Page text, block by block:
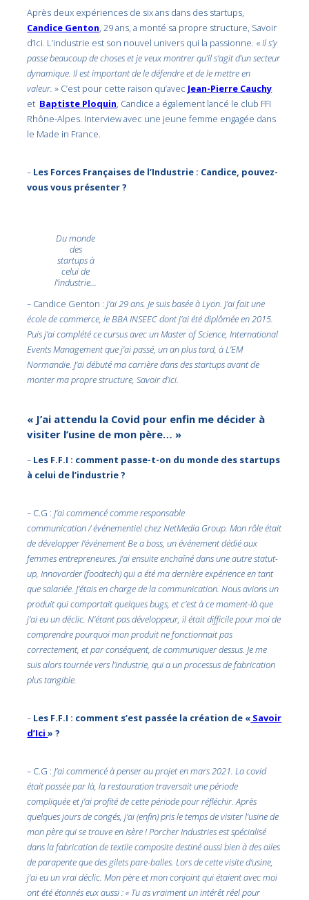
Après deux expériences de six ans dans des startups,
Candice Genton, 29 ans, a monté sa propre structure, Savoir
d’Ici. L’industrie est son nouvel univers qui la passionne. «Il s’y
passe beaucoup de choses et je veux montrer qu’il s’agit d’un secteur
dynamique. Il est important de le défendre et de le mettre en
valeur. » C’est pour cette raison qu’avec Jean-Pierre Cauchy
et Baptiste Ploquin, Candice a également lancé le club FFI
Rhône-Alpes. Interview avec une jeune femme engagée dans
le Made in France.
– Les Forces Françaises de l’Industrie : Candice, pouvez-
vous vous présenter ?
Du monde
des
startups à
celui de
l’industrie…
– Candice Genton :J’ai 29 ans. Je suis basée à Lyon. J’ai fait une
école de commerce, le BBA INSEEC dont j’ai été diplômée en 2015.
Puis j’ai complété ce cursus avec un Master of Science, International
Events Management que j’ai passé, un an plus tard, à L’EM
Normandie. J’ai débuté ma carrière dans des startups avant de
monter ma propre structure, Savoir d’ici.
« J’ai attendu la Covid pour enfin me décider à
visiter l’usine de mon père… »
– Les F.F.I : comment passe-t-on du monde des startups
à celui de l’industrie ?
– C.G :J’ai commencé comme responsable
communication / événementiel chez NetMedia Group. Mon rôle était
de développer l’événement Be a boss, un événement dédié aux
femmes entrepreneures. J’ai ensuite enchaîné dans une autre statut-
up, Innovorder (foodtech) qui a été ma dernière expérience en tant
que salariée. J’étais en charge de la communication. Nous avions un
produit qui comportait quelques bugs, et c’est à ce moment-là que
j’ai eu un déclic. N’étant pas développeur, il était difficile pour moi de
comprendre pourquoi mon produit ne fonctionnait pas
correctement, et par conséquent, de communiquer dessus. Je me
suis alors tournée vers l’industrie, qui a un processus de fabrication
plus tangible.
– Les F.F.I : comment s’est passée la création de « Savoir
d’Ici» ?
– C.G :J’ai commencé à penser au projet en mars 2021. La covid
était passée par là, la restauration traversait une période
compliquée et j’ai profité de cette période pour réfléchir. Après
quelques jours de congés, j’ai (enfin) pris le temps de visiter l’usine de
mon père qui se trouve en Isère ! Porcher Industries est spécialisé
dans la fabrication de textile composite destiné aussi bien à des ailes
de parapente que des gilets pare-balles. Lors de cette visite d’usine,
j’ai eu un vrai déclic. Mon père et mon conjoint qui étaient avec moi
ont été étonnés eux aussi : « Tu as vraiment un intérêt réel pour